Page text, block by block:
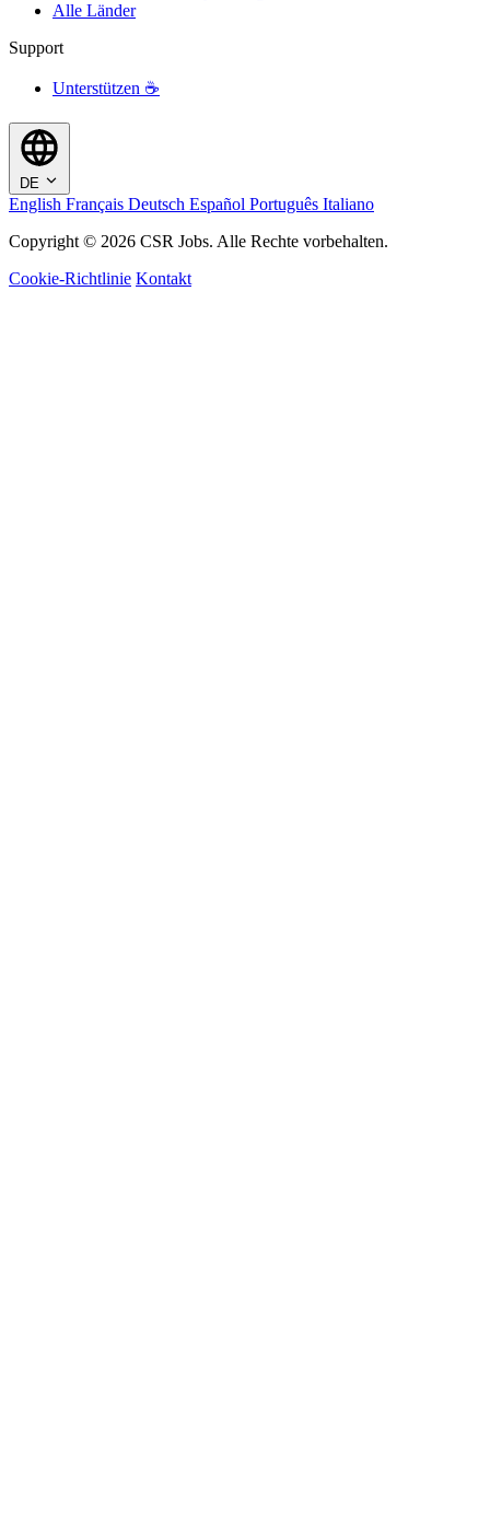
Alle Länder
Support
Unterstützen ☕
DE
English Français Deutsch Español Português Italiano
Copyright © 2026 CSR Jobs. Alle Rechte vorbehalten.
Cookie-Richtlinie Kontakt